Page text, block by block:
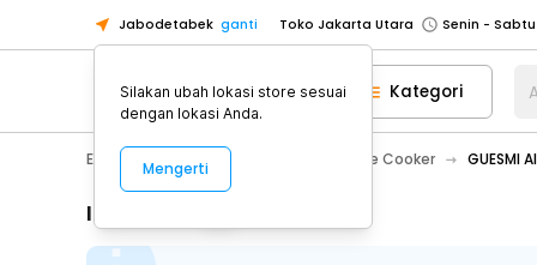
Jabodetabek ganti Toko Jakarta Utara
Toko Tangerang
Toko Cikupa
Pick n Go Jakarta Barat
Senin -
Pick n Go Bekasi
Senin - Jumat
Senin - Jumat
Senin -
Kategori
Electronic Elektronik Rumah Rice Cooker GUESMI
Informasi Penting
Silakan ubah lokasi store sesuai
dengan lokasi Anda.
Mengerti